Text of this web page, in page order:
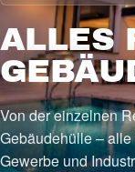
ALLES
Von der einzelnen
Gebäudehülle – alle
Gewerbe und